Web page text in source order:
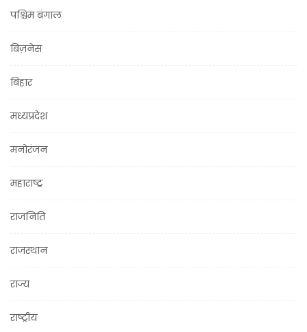
पश्चिम बंगाल
बिज़नेस
बिहार
मध्यप्रदेश
मनोरंजन
महाराष्ट्र
राजनिति
राजस्थान
राज्य
राष्ट्रीय